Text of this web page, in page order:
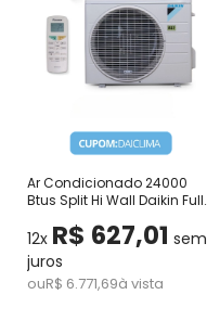
Ar Condicionado 24000
Btus Split Hi Wall Daikin Full
Frio 220V
12x R$ 627,01 sem
juros
ouR$ 6.771,69à vista